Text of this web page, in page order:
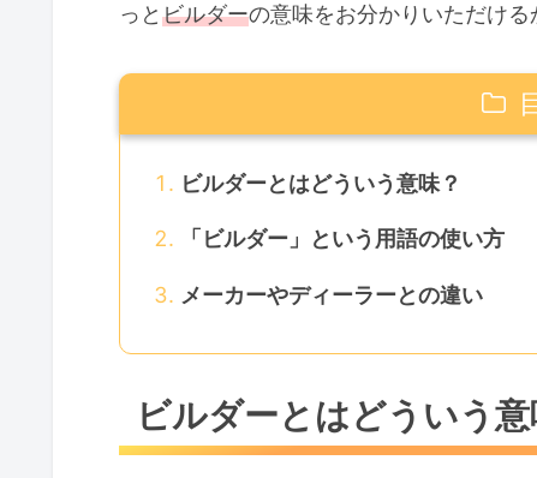
っとビルダーの意味をお分かりいただける
ビルダーとはどういう意味？
「ビルダー」という用語の使い方
メーカーやディーラーとの違い
ビルダーとはどういう意